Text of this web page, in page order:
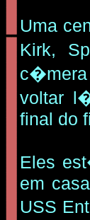
Uma
Kirk,
voltar
final do
Eles
em
USS